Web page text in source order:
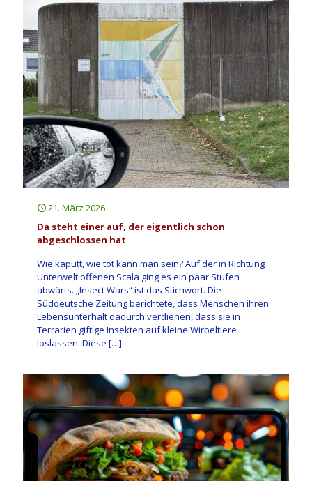
21. März 2026
Da steht einer auf, der eigentlich schon
abgeschlossen hat
Wie kaputt, wie tot kann man sein? Auf der in Richtung
Unterwelt offenen Scala ging es ein paar Stufen
abwärts. „Insect Wars“ ist das Stichwort. Die
Süddeutsche Zeitung berichtete, dass Menschen ihren
Lebensunterhalt dadurch verdienen, dass sie in
Terrarien giftige Insekten auf kleine Wirbeltiere
loslassen. Diese […]